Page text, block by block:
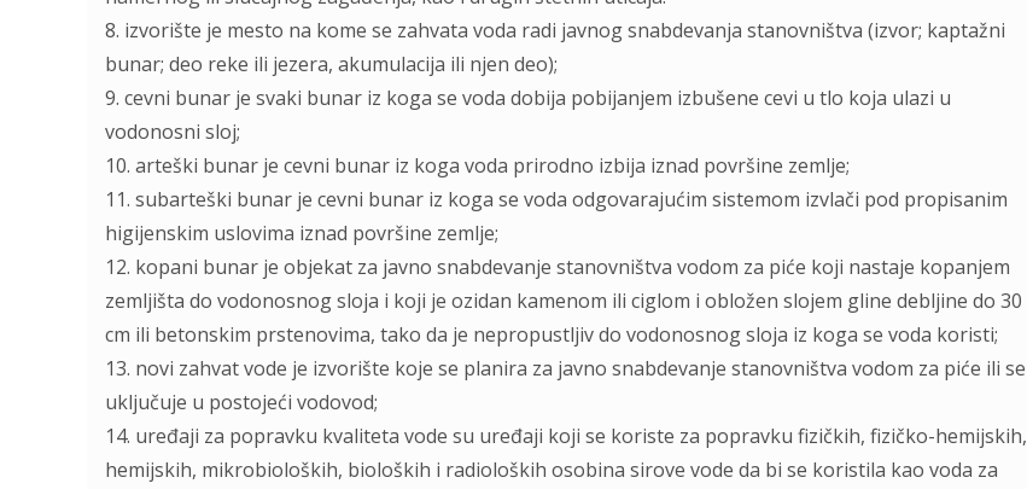
8. izvorište je mesto na kome se zahvata voda radi javnog snabdevanja stanovništva (izvor; kaptažni
bunar; deo reke ili jezera, akumulacija ili njen deo);
9. cevni bunar je svaki bunar iz koga se voda dobija pobijanjem izbušene cevi u tlo koja ulazi u
vodonosni sloj;
10. arteški bunar je cevni bunar iz koga voda prirodno izbija iznad površine zemlјe;
11. subarteški bunar je cevni bunar iz koga se voda odgovarajućim sistemom izvlači pod propisanim
higijenskim uslovima iznad površine zemlјe;
12. kopani bunar je objekat za javno snabdevanje stanovništva vodom za piće koji nastaje kopanjem
zemlјišta do vodonosnog sloja i koji je ozidan kamenom ili ciglom i obložen slojem gline deblјine do 30
cm ili betonskim prstenovima, tako da je nepropustlјiv do vodonosnog sloja iz koga se voda koristi;
13. novi zahvat vode je izvorište koje se planira za javno snabdevanje stanovništva vodom za piće ili se
uklјučuje u postojeći vodovod;
14. uređaji za popravku kvaliteta vode su uređaji koji se koriste za popravku fizičkih, fizičko-hemijskih,
hemijskih, mikrobioloških, bioloških i radioloških osobina sirove vode da bi se koristila kao voda za